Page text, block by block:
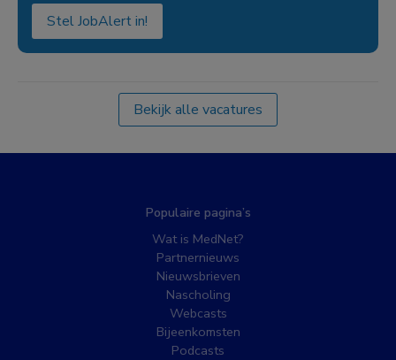
Stel JobAlert in!
Bekijk alle vacatures
Populaire pagina’s
Wat is MedNet?
Partnernieuws
Nieuwsbrieven
Nascholing
Webcasts
Bijeenkomsten
Podcasts